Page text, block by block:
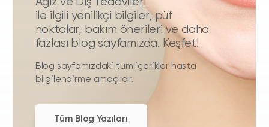
Ağız ve Diş Tedavileri
ile ilgili yenilikçi bilgiler, püf
noktalar, bakım önerileri ve daha
fazlası blog sayfamızda. Keşfet!
Blog sayfamızdaki tüm içerikler hasta
bilgilendirme amaçlıdır.
Tüm Blog Yazıları